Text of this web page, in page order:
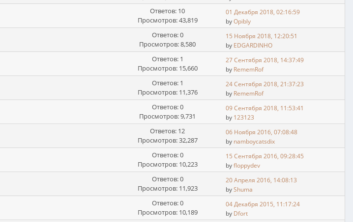
Ответов: 10
Просмотров: 43,819
01 Декабря 2018, 02:16:59
byOpibly
Ответов: 0
Просмотров: 8,580
15 Ноября 2018, 12:20:51
by EDGARDINHO
Ответов: 1
Просмотров: 15,660
27 Сентября 2018, 14:37:49
by RememRof
Ответов: 1
Просмотров: 11,376
24 Сентября 2018, 21:37:23
by RememRof
Ответов: 0
Просмотров: 9,731
09 Сентября 2018, 11:53:41
by 123123
Ответов: 12
Просмотров: 32,287
06 Ноября 2016, 07:08:48
by namboycatsdix
Ответов: 0
Просмотров: 10,223
15 Сентября 2016, 09:28:45
byfloppydev
Ответов: 0
Просмотров: 11,923
20 Апреля 2016, 14:08:13
byShuma
Ответов: 0
Просмотров: 10,189
04 Декабря 2015, 11:17:24
by Dfort